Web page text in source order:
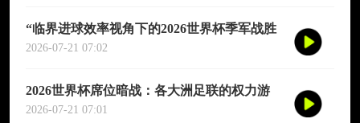
“临界进球效率视角下的2026世界杯季军战胜
负概率再评估”
2026-07-21 07:02
2026世界杯席位暗战：各大洲足联的权力游
戏、利益交换与投票策略
2026-07-21 07:01